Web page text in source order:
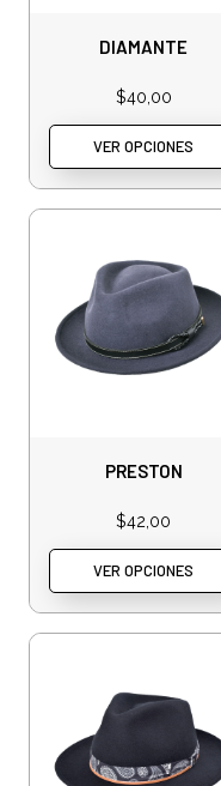
DIAMANTE
$40,00
VER OPCIONES
PRESTON
$42,00
VER OPCIONES